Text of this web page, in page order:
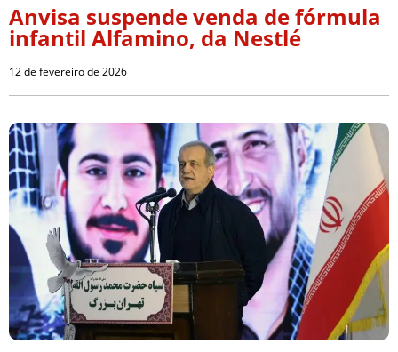
Anvisa suspende venda de fórmula
infantil Alfamino, da Nestlé
12 de fevereiro de 2026